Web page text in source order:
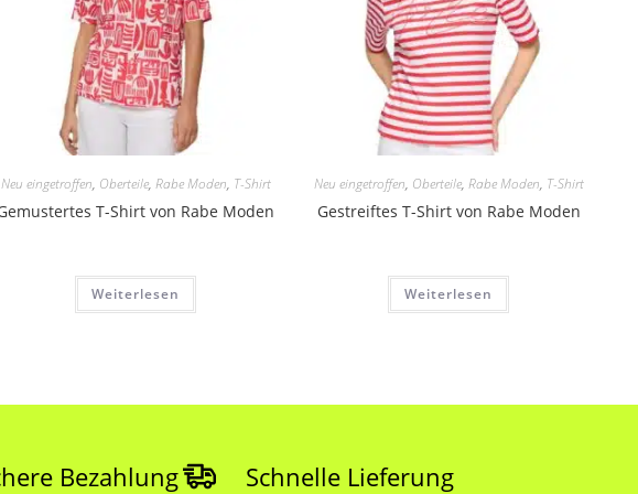
Neu eingetroffen, Oberteile, Rabe Moden, T-Shirt
T-Shirt von Rabe Moden
Weiterlesen
Neu eingetroffen, Oberteile, Rabe Moden, T-Shirt
Gestreiftes T-Shirt von Rabe Moden
Weiterlesen
Bezahlung Schnelle Lieferung